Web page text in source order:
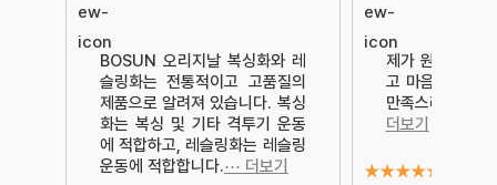
BOSUN 오리지날 복싱화와 레
슬링화는 전통적이고 고품질의
제품으로 알려져 있습니다. 복싱
화는 복싱 및 기타 격투기 운동
에 적합하고, 레슬링화는 레슬링
운동에 적합합니다.⋯ 더보기
제가 원하는 디
고 마음에 들어
만족스러워요.
더보기
★★★★★